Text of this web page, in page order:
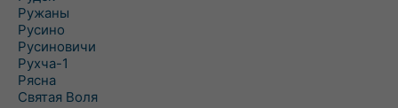
Ружаны
Русино
Русиновичи
Рухча-1
Рясна
Святая Воля